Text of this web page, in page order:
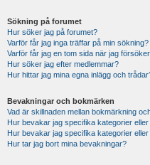
Sökning på forumet
Hur söker jag på forumet?
Varför får jag inga träffar på min sökning?
Varför får jag en tom sida när jag
Hur söker jag efter medlemmar?
Hur hittar jag mina egna inlägg och
Bevakningar och bokmärken
Vad är skillnaden mellan bokmärkning
Hur bevakar jag specifika kategorier
Hur bevakar jag specifika kategorier
Hur tar jag bort mina bevakningar?